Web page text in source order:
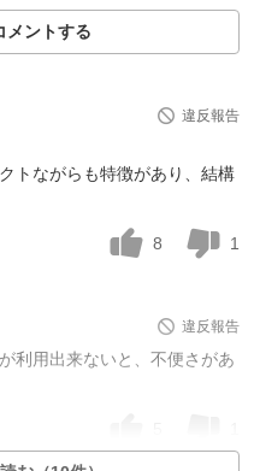
メントする
違反報告
トながらも特徴があり、結構
8 1
違反報告
利用出来ないと、不便さがあ